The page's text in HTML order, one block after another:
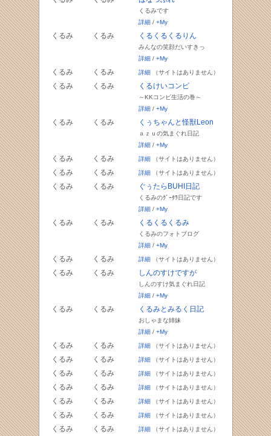
くるみです
詳細/ +My
くるみ くるみ くるくるくるりん
みんなの笑顔だいすきっ
詳細/ +My
くるみ くるみ 詳細（サイトはありません）
くるみ くるみ くるけいコンビ
～KKコンビ生活の巻～
詳細/ +My
くるみ くるみ くぅちゃんと怪獣Leon
ａｚｕの気まぐれ日記
詳細/ +My
くるみ くるみ 詳細（サイトはありません）
くるみ くるみ 詳細（サイトはありません）
くるみ くるみ ぐぅたらBUHI日記
くるみのｸﾞｰﾀﾗ日記です
詳細/ +My
くるみ くるみ くるくるくるみ
くるみのフォトブログ
詳細/ +My
くるみ くるみ 詳細（サイトはありません）
くるみ くるみ しんのすけですが
しんのすけ気まぐれ日記
詳細/ +My
くるみ くるみ くるみとみるく日記
おしゃまな姉妹
詳細/ +My
くるみ くるみ 詳細（サイトはありません）
くるみ くるみ 詳細（サイトはありません）
くるみ くるみ 詳細（サイトはありません）
くるみ くるみ 詳細（サイトはありません）
くるみ くるみ 詳細（サイトはありません）
くるみ くるみ 詳細（サイトはありません）
くるみ くるみ 詳細（サイトはありません）